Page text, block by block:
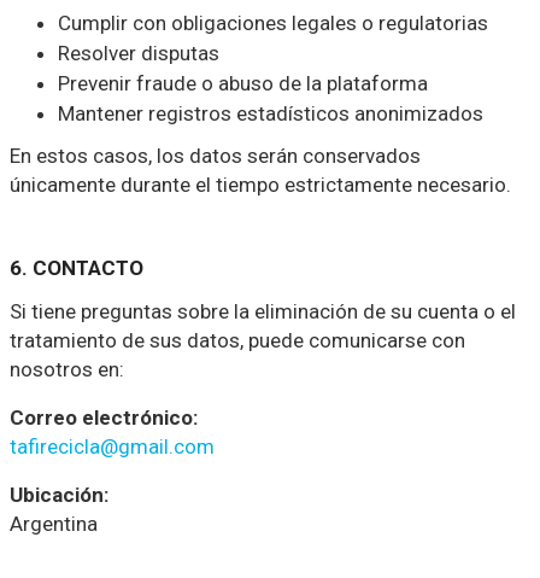
Cumplir con obligaciones legales o regulatorias
Resolver disputas
Prevenir fraude o abuso de la plataforma
Mantener registros estadísticos anonimizados
En estos casos, los datos serán conservados
únicamente durante el tiempo estrictamente necesario.
6. CONTACTO
Si tiene preguntas sobre la eliminación de su cuenta o el
tratamiento de sus datos, puede comunicarse con
nosotros en:
Correo electrónico:
tafirecicla@gmail.com
Ubicación:
Argentina